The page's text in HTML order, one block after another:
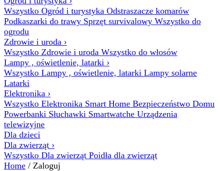
Wszystko Ogród i turystyka Odstraszacze komarów
Podkaszarki do trawy Sprzęt survivalowy Wszystko do
ogrodu
Zdrowie i uroda ›
Wszystko Zdrowie i uroda Wszystko do włosów
Lampy , oświetlenie, latarki ›
Wszystko Lampy , oświetlenie, latarki Lampy solarne
Latarki
Elektronika ›
Wszystko Elektronika Smart Home Bezpieczeństwo Domu
Powerbanki Słuchawki Smartwatche Urządzenia
telewizyjne
Dla dzieci
Dla zwierząt ›
Wszystko Dla zwierząt Poidła dla zwierząt
Home / Zaloguj